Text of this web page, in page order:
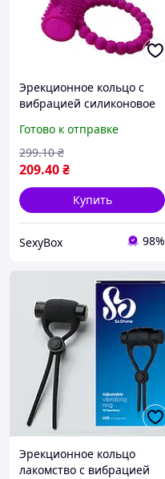
Эрекционное кольцо с
вибрацией силиконовое
эрекции виброкольцо для
продления акта
Готово к отправке
209.40₴
299.10 ₴
Купить
SexyBox 98%
Эрекционное кольцо
лакомство с вибрацией